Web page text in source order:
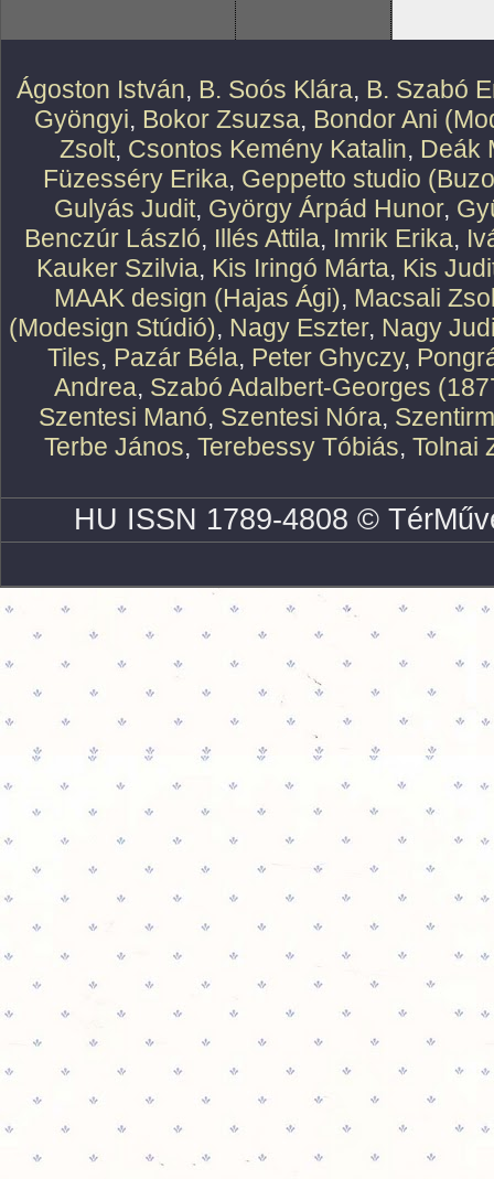
Ágoston István, B. Soós Klára, B. Szabó
Gyöngyi, Bokor Zsuzsa, Bondor Ani
Zsolt, Csontos Kemény Katalin, Deák
Füzesséry Erika, Geppetto studio
Gulyás Judit, György Árpád Hunor,
Benczúr László, Illés Attila, Imrik Erika,
Kauker Szilvia, Kis Iringó Márta, Kis
MAAK design (Hajas Ági), Macsali
(Modesign Stúdió), Nagy Eszter, Nagy
Tiles, Pazár Béla, Peter Ghyczy,
Andrea, Szabó Adalbert-Georges
Szentesi Manó, Szentesi Nóra,
Terbe János, Terebessy Tóbiás, Tolnai
HU ISSN 1789-4808 ©